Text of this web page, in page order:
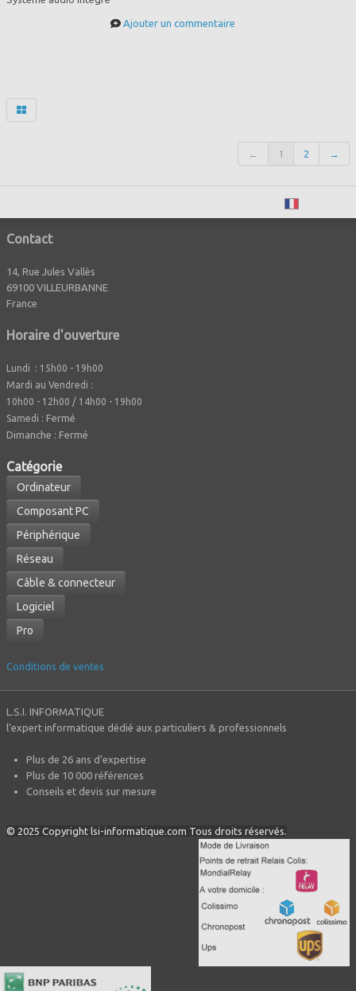
Ajouter un commentaire
← 1 2 →
Contact
14, Rue Jules Vallès
69100 VILLEURBANNE
France
Horaire d'ouverture
Lundi : 15h00 - 19h00
Mardi au Vendredi :
10h00 - 12h00 / 14h00 - 19h00
Samedi : Fermé
Dimanche : Fermé
Catégorie
Ordinateur
Composant PC
Périphérique
Réseau
Câble & connecteur
Logiciel
Pro
Conditions de ventes
L.S.I. INFORMATIQUE
l’expert informatique dédié aux particuliers & professionnels
Plus de 26 ans d’expertise
Plus de 10 000 références
Conseils et devis sur mesure
© 2025 Copyright lsi-informatique.com Tous droits réservés.